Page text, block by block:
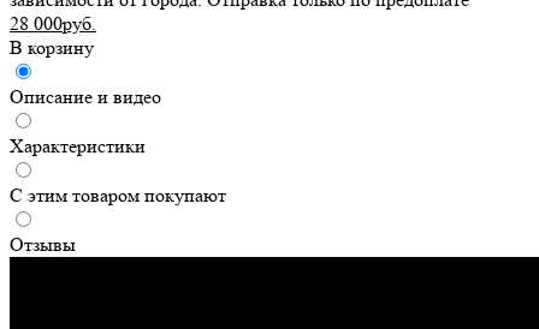
28 000руб.
В корзину
Описание и видео
Характеристики
С этим товаром покупают
Отзывы